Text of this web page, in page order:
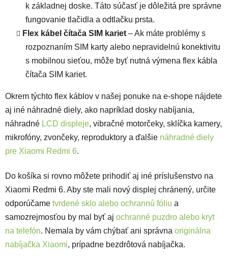
k základnej doske. Táto súčasť je dôležitá pre správne
fungovanie tlačidla a odtlačku prsta.
Flex kábel čítača SIM kariet – Ak máte problémy s
rozpoznaním SIM karty alebo nepravidelnú konektivitu
s mobilnou sieťou, môže byť nutná výmena flex kábla
čítača SIM kariet.
Okrem týchto flex káblov v našej ponuke na e-shope nájdete
aj iné náhradné diely, ako napríklad dosky nabíjania,
náhradné LCD displeje, vibračné motorčeky, sklíčka kamery,
mikrofóny, zvončeky, reproduktory a ďalšie náhradné diely
pre Xiaomi Redmi 6.
Do košíka si rovno môžete prihodiť aj iné príslušenstvo na
Xiaomi Redmi 6. Aby ste mali nový displej chránený, určite
odporúčame tvrdené sklo alebo ochrannú fóliu a
samozrejmosťou by mal byť aj ochranné puzdro alebo kryt
na telefón. Nemala by vám chýbať ani správna originálna
nabíjačka Xiaomi, prípadne bezdrôtová nabíjačka.